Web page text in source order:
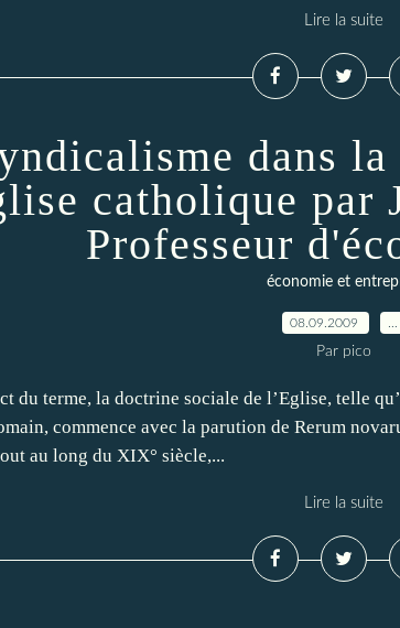
Lire la suite
dans
catholique par
Professeur
économie et
08.09.2009
Par pico
du terme, la doctrine sociale de l’Eglise, telle
commence avec la parution de Rerum
au long du XIX° siècle,...
Lire la suite